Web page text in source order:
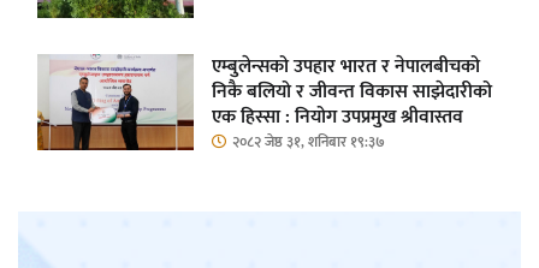
एम्बुलेन्सको उपहार भारत र नेपालबीचको
निकै बलियो र जीवन्त विकास साझेदारीको
एक हिस्सा : नियोग उपप्रमुख श्रीवास्तव
२०८२ जेष्ठ ३१, शनिबार १९:३७